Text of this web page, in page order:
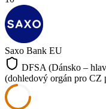
Saxo Bank EU
DFSA (Dánsko –
(dohledový orgán pro CZ